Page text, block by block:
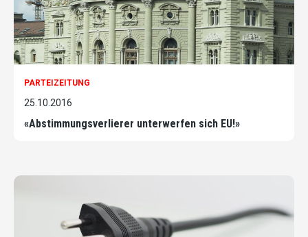
PARTEIZEITUNG
25.10.2016
«Abstimmungsverlierer unterwerfen sich EU!»